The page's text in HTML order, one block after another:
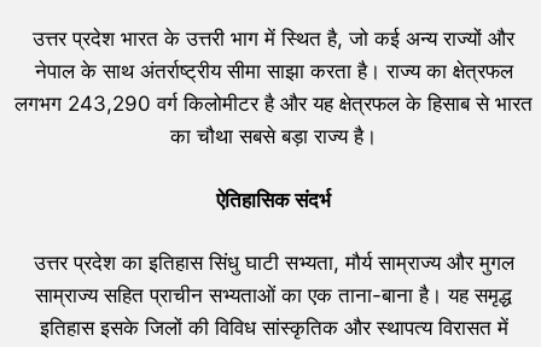
उत्तर प्रदेश भारत के उत्तरी भाग में स्थित है, जो कई अन्य राज्यों और
नेपाल के साथ अंतर्राष्ट्रीय सीमा साझा करता है। राज्य का क्षेत्रफल
लगभग 243,290 वर्ग किलोमीटर है और यह क्षेत्रफल के हिसाब से भारत
का चौथा सबसे बड़ा राज्य है।
ऐतिहासिक संदर्भ
उत्तर प्रदेश का इतिहास सिंधु घाटी सभ्यता, मौर्य साम्राज्य और मुगल
साम्राज्य सहित प्राचीन सभ्यताओं का एक ताना-बाना है। यह समृद्ध
इतिहास इसके जिलों की विविध सांस्कृतिक और स्थापत्य विरासत में